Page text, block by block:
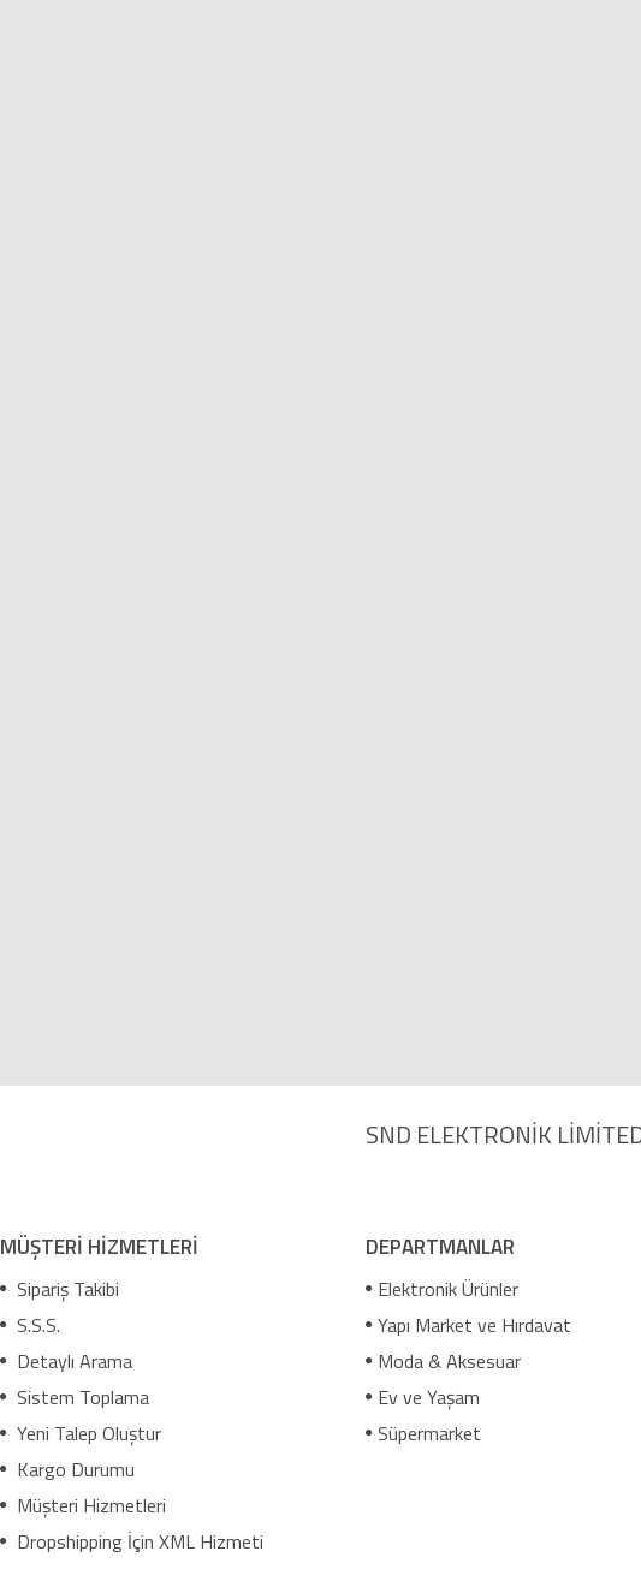
SND ELEKTRONİK
MÜŞTERİ HİZMETLERİ
Sipariş Takibi
S.S.S.
Detaylı Arama
Sistem Toplama
Yeni Talep Oluştur
Kargo Durumu
Müşteri Hizmetleri
Dropshipping İçin XML Hizmeti
DEPARTMANLAR
Elektronik Ürünler
Yapı Market ve Hırdavat
Moda & Aksesuar
Ev ve Yaşam
Süpermarket